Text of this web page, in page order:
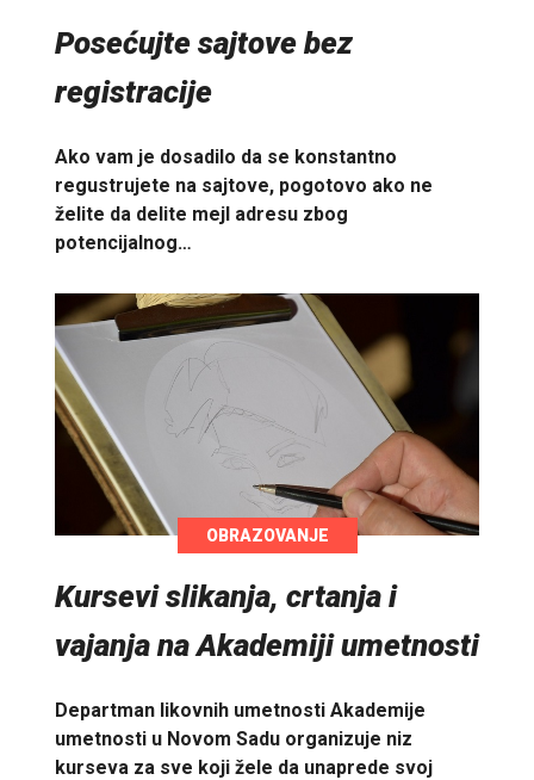
Posećujte sajtove bez
registracije
Ako vam je dosadilo da se konstantno
regustrujete na sajtove, pogotovo ako ne
želite da delite mejl adresu zbog
potencijalnog…
OBRAZOVANJE
Kursevi slikanja, crtanja i
vajanja na Akademiji umetnosti
Departman likovnih umetnosti Akademije
umetnosti u Novom Sadu organizuje niz
kurseva za sve koji žele da unaprede svoj